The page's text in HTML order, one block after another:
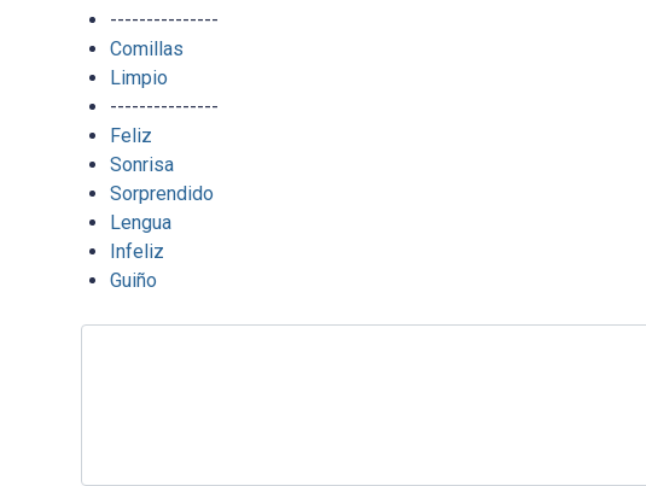
---------------
Comillas
Limpio
---------------
Feliz
Sonrisa
Sorprendido
Lengua
Infeliz
Guiño